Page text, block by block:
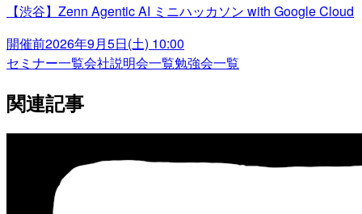
【渋谷】Zenn Agentic AI ミニハッカソン with Google Cloud
開催前2026年9月5日(土) 10:00
セミナー一覧会社説明会一覧勉強会一覧
関連記事